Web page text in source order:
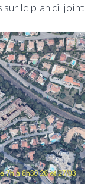
sur le plan ci-joint